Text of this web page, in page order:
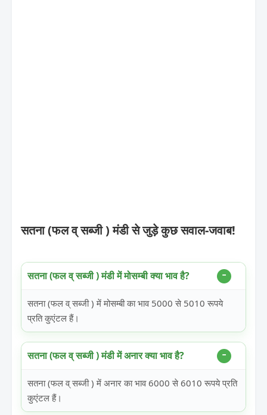
सतना (फल व् सब्जी ) मंडी से जुड़े कुछ सवाल-जवाब!
सतना (फल व् सब्जी ) मंडी में मोसम्बी क्या भाव है?
सतना (फल व् सब्जी ) में मोसम्बी का भाव 5000 से 5010 रूपये
प्रति कुएंटल हैं।
सतना (फल व् सब्जी ) मंडी में अनार क्या भाव है?
सतना (फल व् सब्जी ) में अनार का भाव 6000 से 6010 रूपये प्रति
कुएंटल हैं।